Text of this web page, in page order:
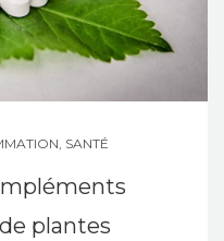
SANTÉ
plantes